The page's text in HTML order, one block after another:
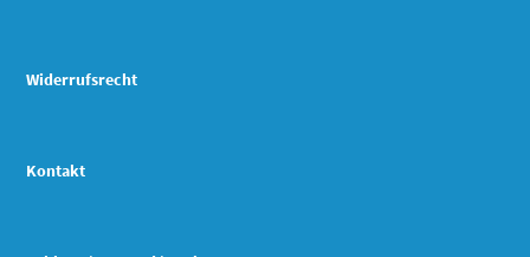
Widerrufsrecht
Kontakt